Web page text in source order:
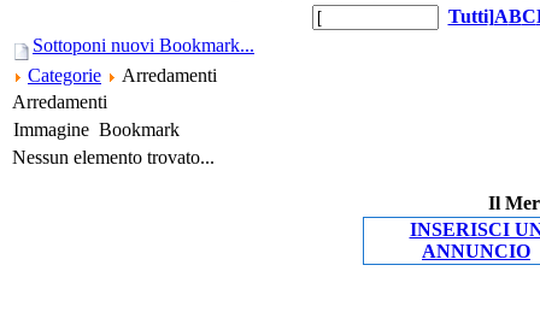
Tutti]ABC
Sottoponi nuovi Bookmark...
Categorie
Arredamenti
Arredamenti
Immagine Bookmark
Nessun elemento trovato...
Il
INSERISCI
ANNUNCIO